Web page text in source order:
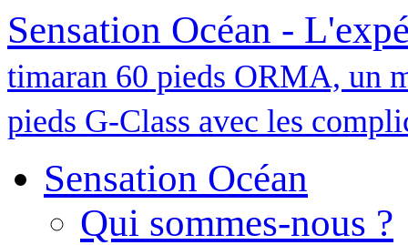
Sensation Océan -
timaran 60 pieds ORMA, un
pieds G-Class avec les
Sensation Océan
Qui sommes-nous ?